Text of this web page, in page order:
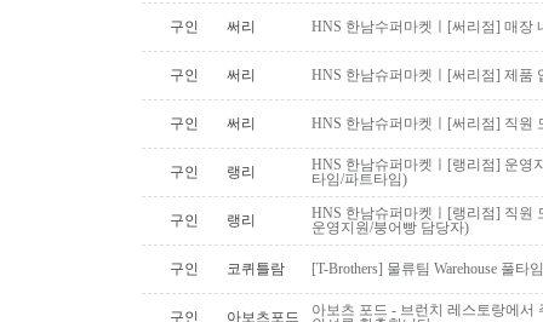
구인 써리 HNS 한남수퍼마켓ㅣ[써리점] 매장
구인 써리 HNS 한남슈퍼마켓ㅣ[써리점] 제품
구인 써리 HNS 한남슈퍼마켓ㅣ[써리점] 직원
구인 랭리
HNS 한남슈퍼마켓ㅣ[랭리점] 운영
타임/파트타임)
구인 랭리
HNS 한남슈퍼마켓ㅣ[랭리점] 직원
운영지원/붕어빵 담당자)
구인 코퀴틀람 [T-Brothers] 물류팀 Warehouse 풀타
구인 아보츠포드
아보츠 포드 - 브런치 레스토랑에서